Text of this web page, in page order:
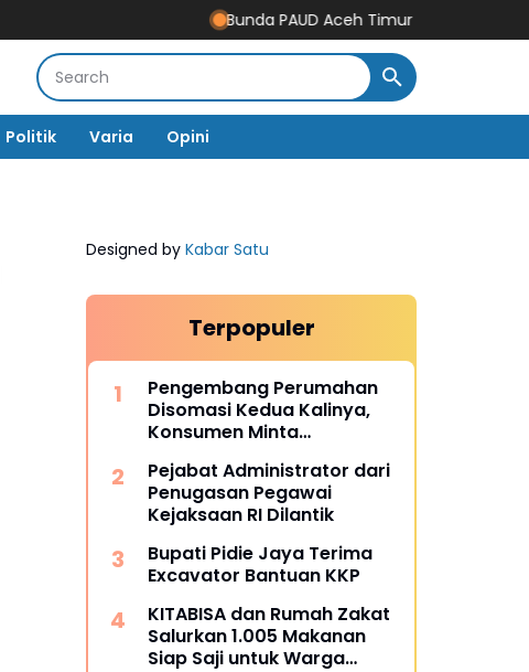
Bunda PAUD Aceh Timur Resmikan Gedung
Politik Varia Opini
Designed by Kabar Satu
Terpopuler
Pengembang Perumahan
Disomasi Kedua Kalinya,
Konsumen Minta
Juta
Pejabat Administrator dari
Penugasan Pegawai
Kejaksaan RI Dilantik
Bupati Pidie Jaya Terima
Excavator Bantuan KKP
KITABISA dan Rumah Zakat
Salurkan 1.005 Makanan
Siap Saji untuk Warga